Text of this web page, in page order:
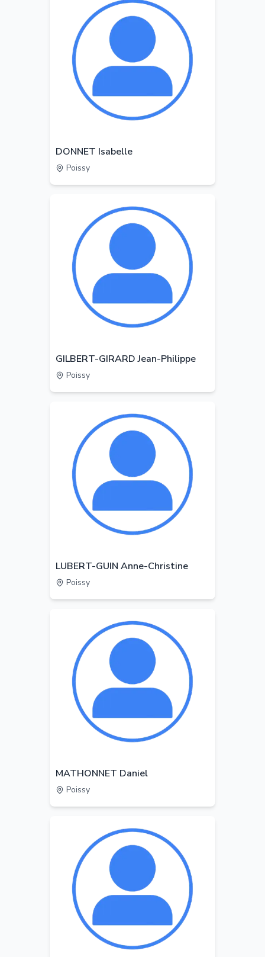
DONNET Isabelle
Poissy
GILBERT-GIRARD Jean-Philippe
Poissy
LUBERT-GUIN Anne-Christine
Poissy
MATHONNET Daniel
Poissy